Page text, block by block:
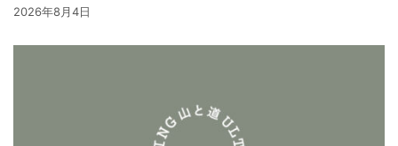
2026年8月4日